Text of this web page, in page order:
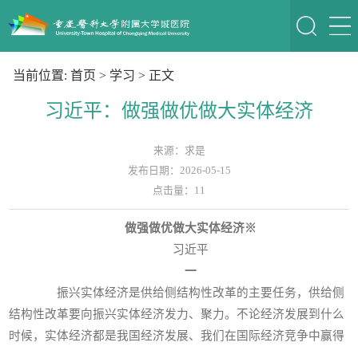
当前位置: 首页 > 学习 > 正文
习近平：做强做优做大实体经济
来源：求是
发布日期：2026-05-15
点击量： 11
做强做优做大实体经济※
习近平
一
振兴实体经济是供给侧结构性改革的主要任务，供给侧
结构性改革要向振兴实体经济发力、聚力。不论经济发展到什么
时候，实体经济都是我国经济发展、我们在国际经济竞争中赢得